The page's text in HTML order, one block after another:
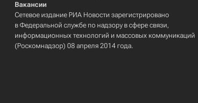
Вакансии
Сетевое издание РИА Новости зарегистрировано
в Федеральной службе по надзору в сфере связи,
информационных технологий и массовых коммуникаций
(Роскомнадзор) 08 апреля 2014 года.